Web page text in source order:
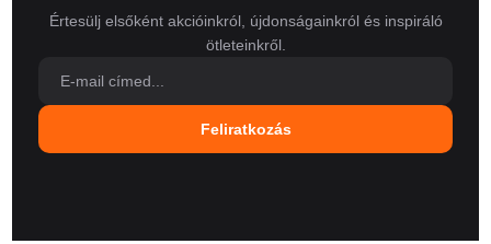
Értesülj elsőként akcióinkról, újdonságainkról és inspiráló
ötleteinkről.
Feliratkozás